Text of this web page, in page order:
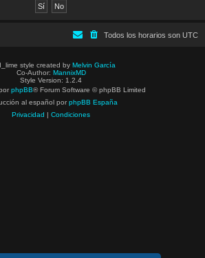
Todos los horarios son UTC
style created by Melvin García
Co-Author: MannixMD
Style Version: 1.2.4
phpBB® Forum Software © phpBB Limited
al español por phpBB España
Privacidad | Condiciones